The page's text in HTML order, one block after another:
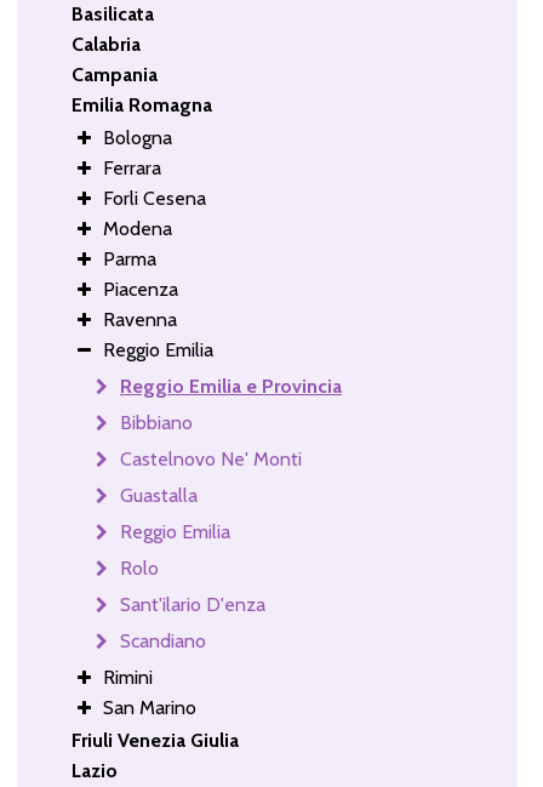
Basilicata
Calabria
Campania
Emilia Romagna
Bologna
Ferrara
Forli Cesena
Modena
Parma
Piacenza
Ravenna
Reggio Emilia
Reggio Emilia e Provincia
Bibbiano
Castelnovo Ne' Monti
Guastalla
Reggio Emilia
Rolo
Sant'ilario D'enza
Scandiano
Rimini
San Marino
Friuli Venezia Giulia
Lazio